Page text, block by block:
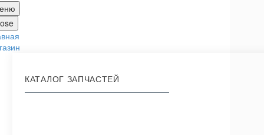
КАТАЛОГ ЗАПЧАСТЕЙ